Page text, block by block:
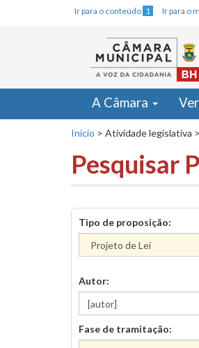
Ir para o conteúdo 1 Ir para o
A Câmara
Início > Atividade legislativa >
Pesquisar
Tipo de proposição:
Autor:
Fase de tramitação: